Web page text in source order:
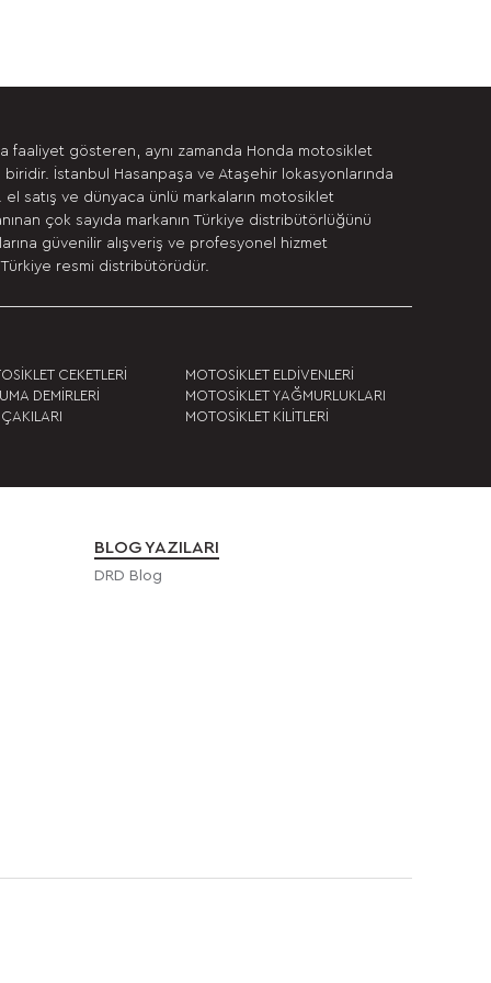
faaliyet gösteren, aynı zamanda Honda motosiklet
İstanbul Hasanpaşa ve Ataşehir lokasyonlarında
satış ve dünyaca ünlü markaların motosiklet
çok sayıda markanın Türkiye distribütörlüğünü
güvenilir alışveriş ve profesyonel hizmet
Türkiye resmi distribütörüdür.
CEKETLERİ
MOTOSİKLET ELDİVENLERİ
DEMİRLERİ
MOTOSİKLET YAĞMURLUKLARI
MOTOSİKLET KİLİTLERİ
BLOG YAZILARI
DRD Blog